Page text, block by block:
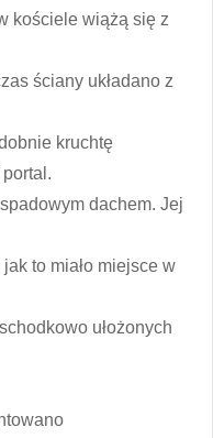
kościele wiążą się z
ściany układano z
kruchtę
dachem. Jej
to miało miejsce w
ułożonych